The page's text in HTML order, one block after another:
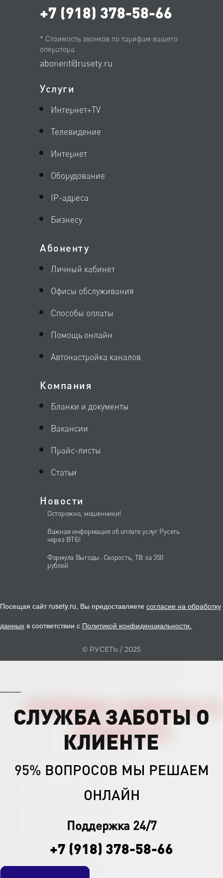
+7 (918) 378-58-66
* Стоимость звонков по тарифам вашего
оператора
abonent@rusety.ru
Услуги
Интернет+TV
Телевидение
Интернет
Оборудование
IP-адреса
Бизнесу
Абоненту
Личный кабинет
Офисы обслуживания
Способы оплаты
Помощь онлайн
Автонастройка каналов
Компания
Бланки и документы
Вакансии
Прайс-листы
Статьи
Новости
Осторожно, мошенники!
Важная информация об оплате услуг Русеть
через ВТБ!
Формула Выгоды: Скорость, ТВ за 350
рублей
Посещая сайт rusety.ru, Вы предоставляете согласие на обработку
данных в соответствии с Политикой конфиденциальности.
© РУСЕТЬ / 2025
СЛУЖБА ЗАБОТЫ О
КЛИЕНТЕ
95% ВОПРОСОВ МЫ РЕШАЕМ
ОНЛАЙН
Поддержка 24/7
+7 (918) 378-58-66